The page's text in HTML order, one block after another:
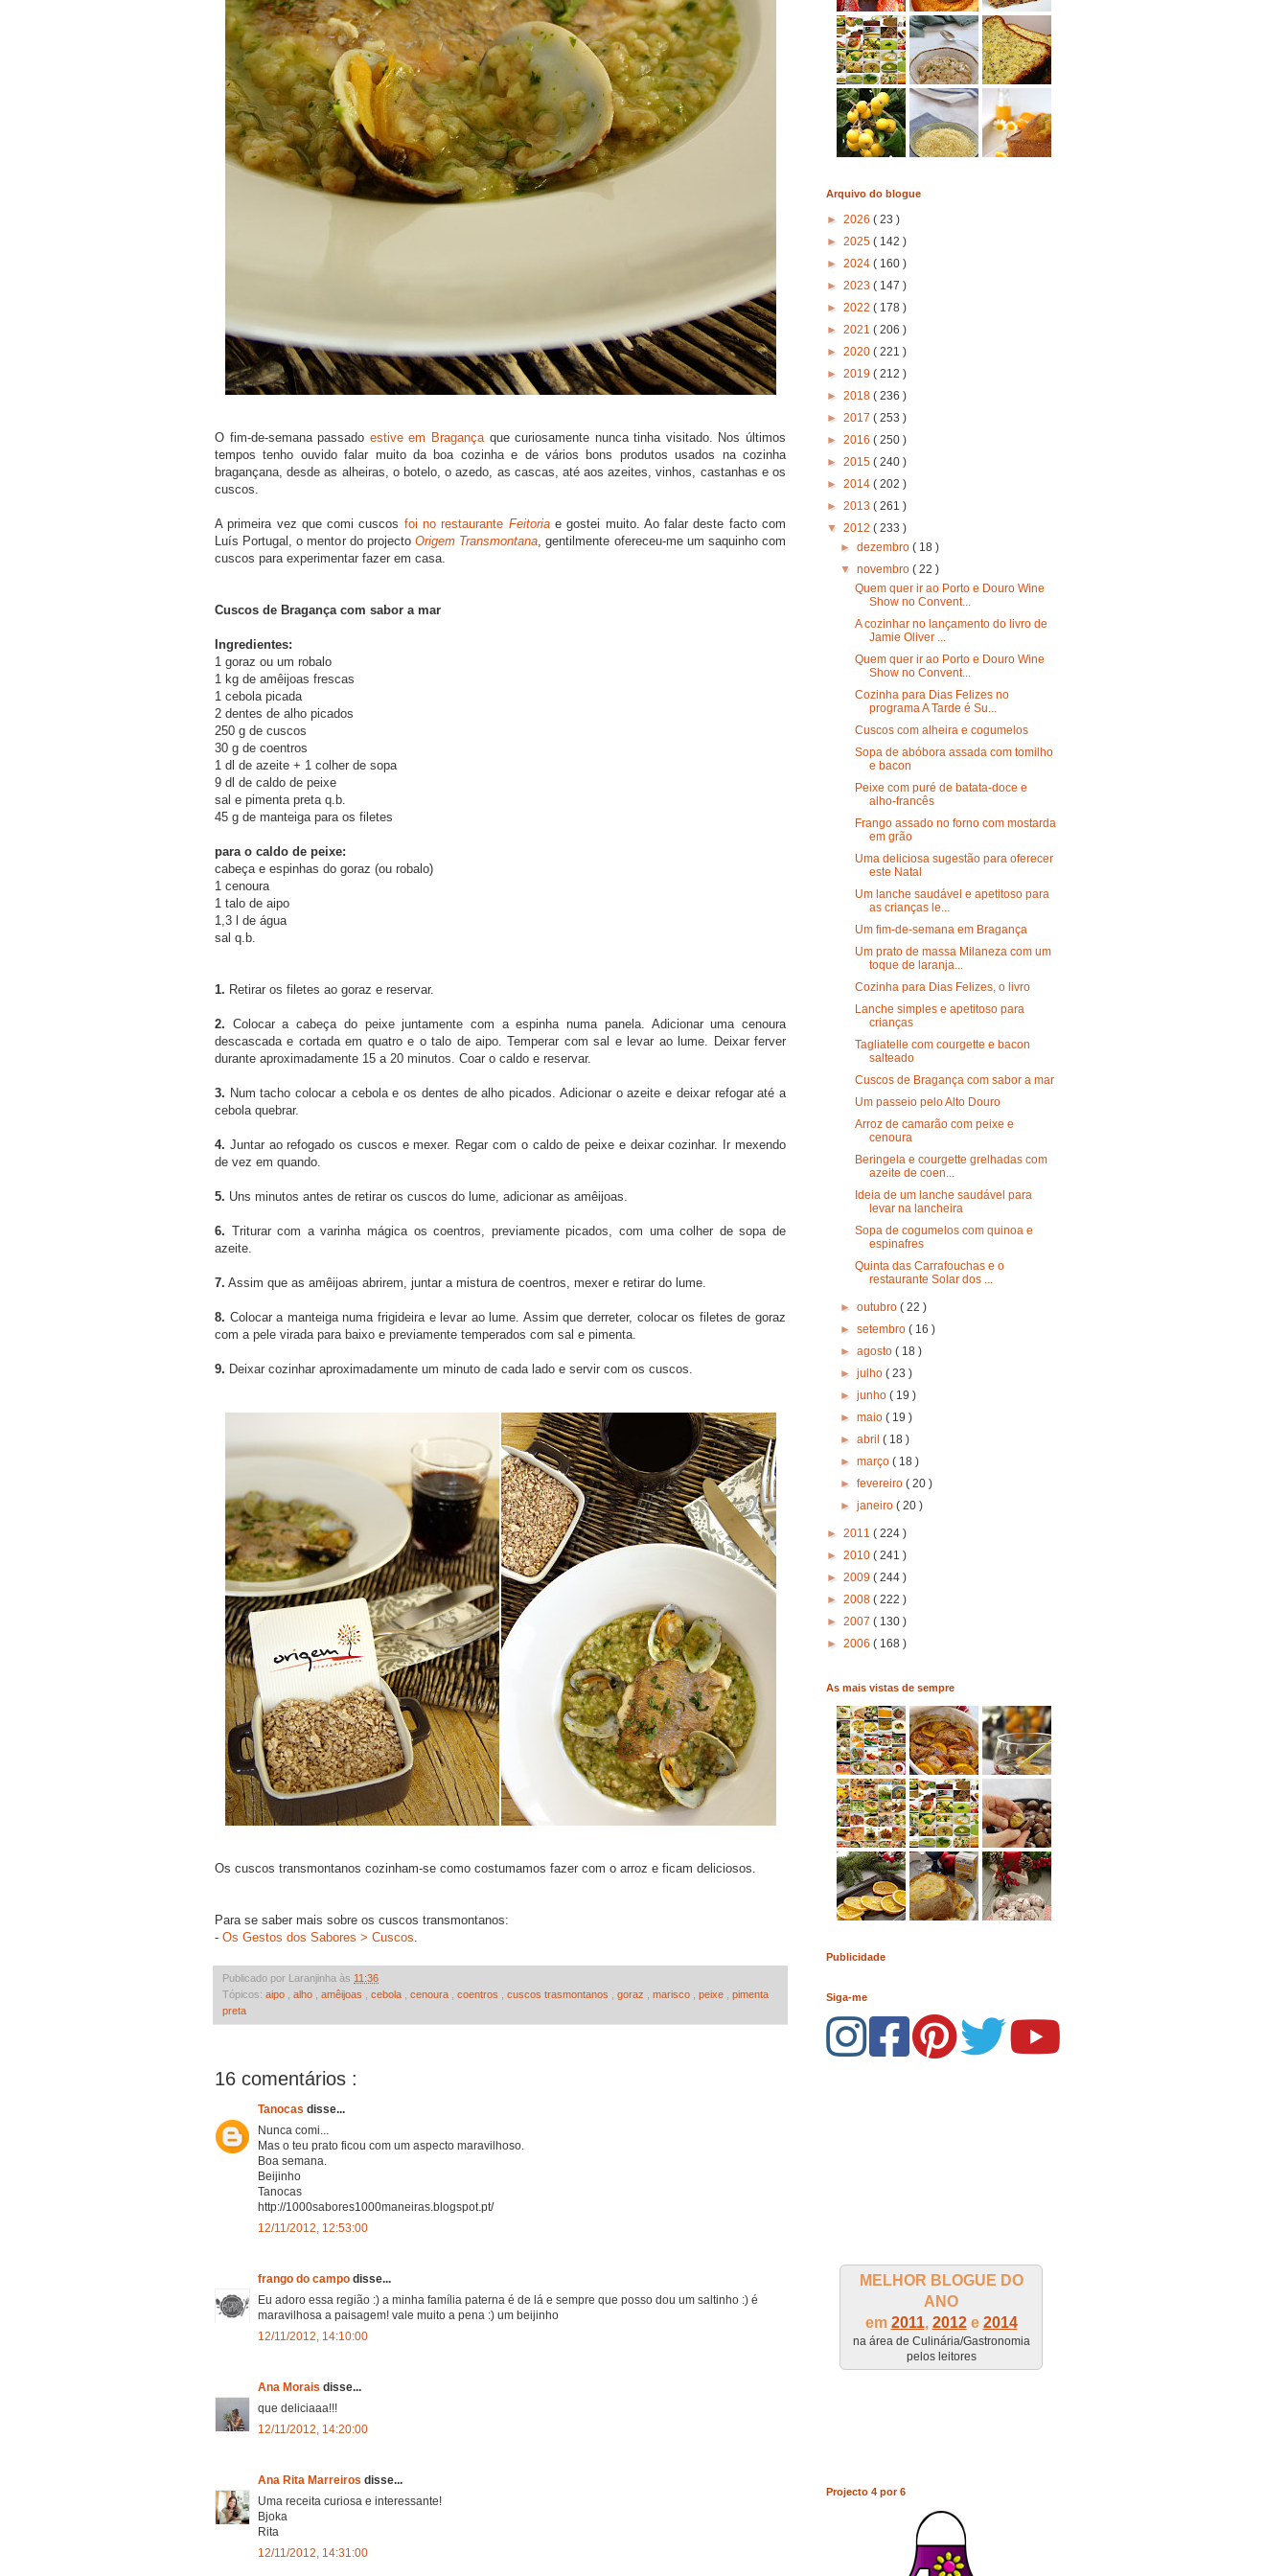
O fim-de-semana passado estive em Bragançaque curiosamente nunca tinha visitado. Nos últimos
tempos tenho ouvido falar muito da boa cozinha e de vários bons produtos usados na cozinha
bragançana, desde as alheiras, o botelo, o azedo, as cascas, até aos azeites, vinhos, castanhas e os
cuscos.
A primeira vez que comi cuscos foi no restaurante Feitoriae gostei muito. Ao falar deste facto com
Luís Portugal, o mentor do projecto Origem Transmontana , gentilmente ofereceu-me um saquinho com
cuscos para experimentar fazer em casa.
Cuscos de Bragança com sabor a mar
Ingredientes:
1 goraz ou um robalo
1 kg de amêijoas frescas
1 cebola picada
2 dentes de alho picados
250 g de cuscos
30 g de coentros
1 dl de azeite + 1 colher de sopa
9 dl de caldo de peixe
sal e pimenta preta q.b.
45 g de manteiga para os filetes
para o caldo de peixe:
cabeça e espinhas do goraz (ou robalo)
1 cenoura
1 talo de aipo
1,3 l de água
sal q.b.
1. Retirar os filetes ao goraz e reservar.
2. Colocar a cabeça do peixe juntamente com a espinha numa panela. Adicionar uma cenoura
descascada e cortada em quatro e o talo de aipo. Temperar com sal e levar ao lume. Deixar ferver
durante aproximadamente 15 a 20 minutos. Coar o caldo e reservar.
3. Num tacho colocar a cebola e os dentes de alho picados. Adicionar o azeite e deixar refogar até a
cebola quebrar.
4. Juntar ao refogado os cuscos e mexer. Regar com o caldo de peixe e deixar cozinhar. Ir mexendo
de vez em quando.
5. Uns minutos antes de retirar os cuscos do lume, adicionar as amêijoas.
6. Triturar com a varinha mágica os coentros, previamente picados, com uma colher de sopa de
azeite.
7. Assim que as amêijoas abrirem, juntar a mistura de coentros, mexer e retirar do lume.
8. Colocar a manteiga numa frigideira e levar ao lume. Assim que derreter, colocar os filetes de goraz
com a pele virada para baixo e previamente temperados com sal e pimenta.
9. Deixar cozinhar aproximadamente um minuto de cada lado e servir com os cuscos.
Os cuscos transmontanos cozinham-se como costumamos fazer com o arroz e ficam deliciosos.
Para se saber mais sobre os cuscos transmontanos:
- Os Gestos dos Sabores > Cuscos
Publicado por Laranjinha às 11:36
Tópicos: aipo alho amêijoas cebola cenoura coentros cuscos trasmontanos goraz marisco peixe
pimenta
preta
16 comentários :
Tanocas disse...
Nunca comi...
Mas o teu prato ficou com um aspecto maravilhoso.
Boa semana.
Beijinho
Tanocas
http://1000sabores1000maneiras.blogspot.pt/
12/11/2012, 12:53:00
frango do campo disse...
Eu adoro essa região :) a minha família paterna é de lá e sempre que posso dou um saltinho :) é
maravilhosa a paisagem! vale muito a pena :) um beijinho
12/11/2012, 14:10:00
Ana Morais disse...
que deliciaaa!!!
12/11/2012, 14:20:00
Ana Rita Marreiros disse...
Uma receita curiosa e interessante!
Bjoka
Rita
12/11/2012, 14:31:00
Arquivo do blogue
► 2026 ( 23 )
► 2025 ( 142 )
► 2024 ( 160 )
► 2023 ( 147 )
► 2022 ( 178 )
► 2021 ( 206 )
► 2020 ( 221 )
► 2019 ( 212 )
► 2018 ( 236 )
► 2017 ( 253 )
► 2016 ( 250 )
► 2015 ( 240 )
► 2014 ( 202 )
► 2013 ( 261 )
▼ 2012 ( 233 )
►dezembro( 18 )
▼novembro( 22 )
Quem quer ir ao Porto e Douro Wine
Show no Convent...
A cozinhar no lançamento do livro de
Jamie Oliver ...
Quem quer ir ao Porto e Douro Wine
Show no Convent...
Cozinha para Dias Felizes no
programa A Tarde é Su...
Cuscos com alheira e cogumelos
Sopa de abóbora assada com tomilho
e bacon
Peixe com puré de batata-doce e
alho-francês
Frango assado no forno com mostarda
em grão
Uma deliciosa sugestão para oferecer
este Natal
Um lanche saudável e apetitoso para
as crianças le...
Um fim-de-semana em Bragança
Um prato de massa Milaneza com um
toque de laranja...
Cozinha para Dias Felizes, o livro
Lanche simples e apetitoso para
crianças
Tagliatelle com courgette e bacon
salteado
Cuscos de Bragança com sabor a mar
Um passeio pelo Alto Douro
Arroz de camarão com peixe e
cenoura
Beringela e courgette grelhadas com
azeite de coen...
Ideia de um lanche saudável para
levar na lancheira
Sopa de cogumelos com quinoa e
espinafres
Quinta das Carrafouchas e o
restaurante Solar dos ...
►outubro( 22 )
►setembro( 16 )
►agosto( 18 )
►julho( 23 )
►junho( 19 )
►maio( 19 )
►abril( 18 )
►março( 18 )
►fevereiro( 20 )
►janeiro( 20 )
► 2011 ( 224 )
► 2010 ( 241 )
► 2009 ( 244 )
► 2008 ( 222 )
► 2007 ( 130 )
► 2006 ( 168 )
As mais vistas de sempre
Publicidade
Siga-me
MELHOR BLOGUE DO
ANO
em 2011, 2012e 2014
na área de Culinária/Gastronomia
pelos leitores
Projecto 4 por 6